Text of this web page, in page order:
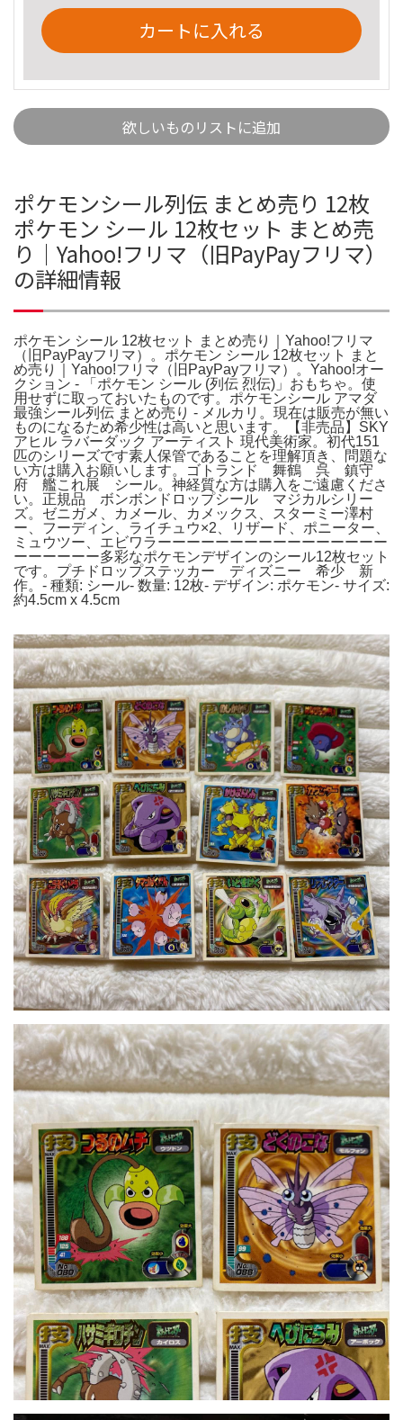
カートに入れる
欲しいものリストに追加
ポケモンシール列伝 まとめ売り 12枚
ポケモン シール 12枚セット まとめ売
り｜Yahoo!フリマ（旧PayPayフリマ）
の詳細情報
ポケモン シール 12枚セット まとめ売り｜Yahoo!フリマ
（旧PayPayフリマ）。ポケモン シール 12枚セット まと
め売り｜Yahoo!フリマ（旧PayPayフリマ）。Yahoo!オー
クション - 「ポケモン シール (列伝 烈伝)」おもちゃ。使
用せずに取っておいたものです。ポケモンシール アマダ
最強シール列伝 まとめ売り - メルカリ。現在は販売が無い
ものになるため希少性は高いと思います。【非売品】SKY
アヒル ラバーダック アーティスト 現代美術家。初代151
匹のシリーズです素人保管であることを理解頂き、問題な
い方は購入お願いします。ゴトランド 舞鶴 呉 鎮守
府 艦これ展 シール。神経質な方は購入をご遠慮くださ
い。正規品 ボンボンドロップシール マジカルシリー
ズ。ゼニガメ、カメール、カメックス、スターミー澤村
ー、フーディン、ライチュウ×2、リザード、ポニーター、
ミュウツー、エビワラーーーーーーーーーーーーーーーー
ーーーーーー多彩なポケモンデザインのシール12枚セット
です。プチドロップステッカー ディズニー 希少 新
作。- 種類: シール- 数量: 12枚- デザイン: ポケモン- サイズ:
約4.5cm x 4.5cm